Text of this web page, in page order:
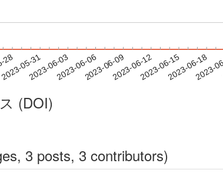
2023-05-312023-06-032023-06-062023-06-092023-06-122023-06-152023-06-18
2023-
(DOI)
3 posts, 3 contributors)